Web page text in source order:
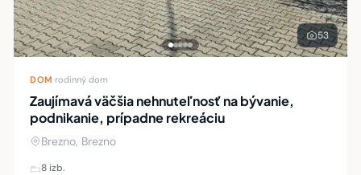
53
DOM rodinný dom
Zaujímavá väčšia nehnuteľnosť na bývanie,
podnikanie, prípadne rekreáciu
Brezno, Brezno
8 izb.